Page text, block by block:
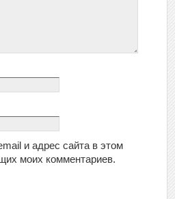
и адрес сайта в этом
моих комментариев.